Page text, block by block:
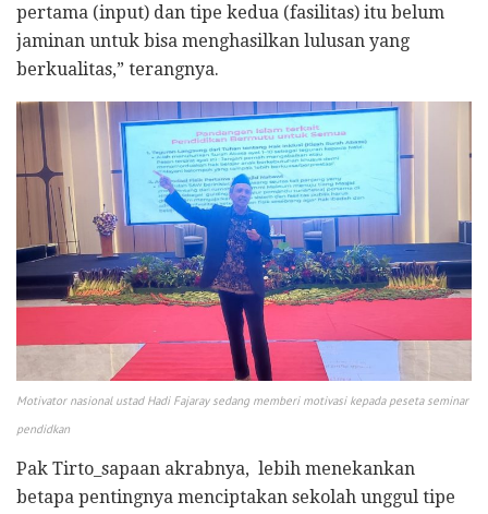
pertama (input) dan tipe kedua (fasilitas) itu belum
jaminan untuk bisa menghasilkan lulusan yang
berkualitas,” terangnya.
Motivator nasional ustad Hadi Fajaray sedang memberi motivasi kepada peseta seminar
pendidkan
​Pak Tirto_sapaan akrabnya, lebih menekankan
betapa pentingnya menciptakan sekolah unggul tipe